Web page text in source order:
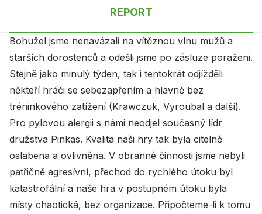
REPORT
Bohužel jsme nenavázali na vítěznou vlnu mužů a
starších dorostenců a odešli jsme po zásluze poraženi.
Stejně jako minulý týden, tak i tentokrát odjížděli
někteří hráči se sebezapřením a hlavně bez
tréninkového zatížení (Krawczuk, Vyroubal a další).
Pro pylovou alergii s námi neodjel současný lídr
družstva Pinkas. Kvalita naši hry tak byla citelně
oslabena a ovlivněna. V obranné činnosti jsme nebyli
patřičně agresívní, přechod do rychlého útoku byl
katastrofální a naše hra v postupném útoku byla
místy chaotická, bez organizace. Připočteme-li k tomu